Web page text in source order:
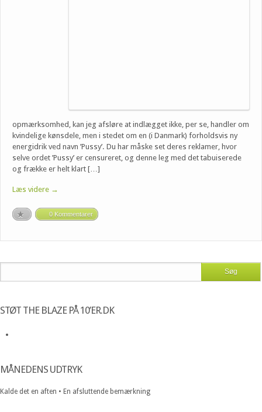
opmærksomhed, kan jeg afsløre at indlægget ikke, per se, handler om
kvindelige kønsdele, men i stedet om en (i Danmark) forholdsvis ny
energidrik ved navn ’Pussy’. Du har måske set deres reklamer, hvor
selve ordet ’Pussy’ er censureret, og denne leg med det tabuiserede
og frække er helt klart […]
Læs videre →
0 Kommentarer
STØT THE BLAZE PÅ 10’ER.DK
MÅNEDENS UDTRYK
Kalde det en aften • En afsluttende bemærkning